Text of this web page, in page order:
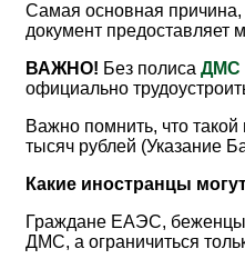
Самая основная
документ
ВАЖНО! Без полиса ДМС
официально
Важно помнить, что
тысяч рублей (Указание
Какие иностранцы
Граждане ЕАЭС,
ДМС, а ограничиться